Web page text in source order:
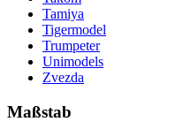
Tamiya
Tigermodel
Trumpeter
Unimodels
Zvezda
Maßstab